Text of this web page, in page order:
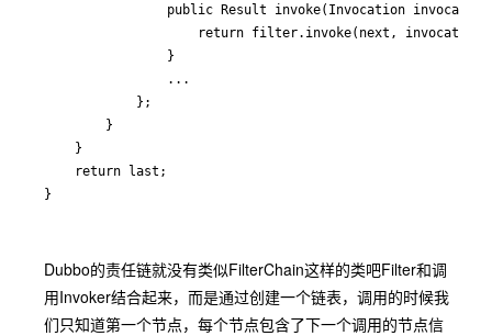
public Result invoke(Invocation
return filter.invoke(next,
                }
                ...
            };
        }
    }
    return last;
Dubbo的责任链就没有类似FilterChain这样的类吧Filter和调
用Invoker结合起来，而是通过创建一个链表，调用的时候我
们只知道第一个节点，每个节点包含了下一个调用的节点信